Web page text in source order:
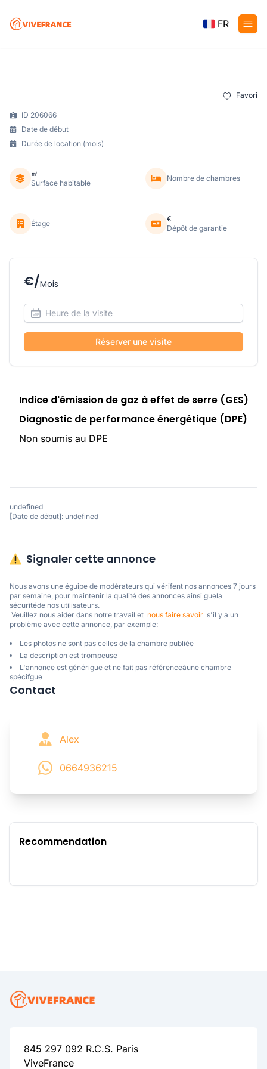
FR
Favori
ID 206066
Date de début
Durée de location (mois)
㎡
Surface habitable
Nombre de chambres
Étage
€
Dépôt de garantie
€/Mois
Réserver une visite
Indice d'émission de gaz à effet de serre (GES)
Diagnostic de performance énergétique (DPE)
Non soumis au DPE
undefined
[Date de début]: undefined
Signaler cette annonce
Nous avons une éguipe de modérateurs qui vérifent nos annonces 7 jours
par semaine, pour maintenir la qualité des annonces ainsi guela
sécuritéde nos utilisateurs.
Veuillez nous aider dans notre travail et nous faire savoir
  s'il y a un
problème avec cette annonce, par exemple:
Les photos ne sont pas celles de la chambre publiée
La description est trompeuse
L'annonce est générigue et ne fait pas référenceàune chambre
spécifgue
Contact
Alex
0664936215
Recommendation
845 297 092 R.C.S. Paris
ViveFrance